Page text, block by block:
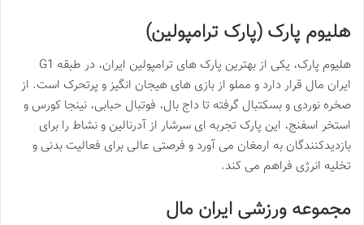
هلیوم پارک (پارک ترامپولین)
هلیوم پارک، یکی از بهترین پارک های ترامپولین ایران، در طبقه G1
ایران مال قرار دارد و مملو از بازی های هیجان انگیز و پرتحرک است. از
صخره نوردی و بسکتبال گرفته تا داج بال، فوتبال حبابی، نینجا کورس و
استخر اسفنج، این پارک تجربه ای سرشار از آدرنالین و نشاط را برای
بازدیدکنندگان به ارمغان می آورد و فرصتی عالی برای فعالیت بدنی و
تخلیه انرژی فراهم می کند.
مجموعه ورزشی ایران مال